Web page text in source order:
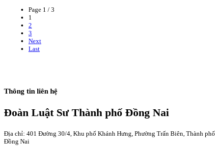
Page 1 / 3
1
2
3
Next
Last
Thông tin liên hệ
Đoàn Luật Sư Thành phố Đồng Nai
Địa chỉ: 401 Đường 30/4, Khu phố Khánh Hưng, Phường Trấn Biên, Thành phố
Đồng Nai